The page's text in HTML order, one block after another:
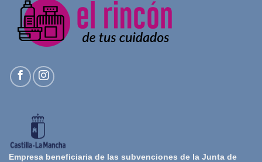
Empresa beneficiaria de las subvenciones de la Junta de